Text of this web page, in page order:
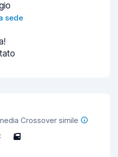
sede
Crossover simile
5